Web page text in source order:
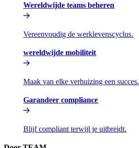
Wereldwijde teams beheren​​
Vereenvoudig de werklevenscyclus.​​
wereldwijde mobiliteit​​
Maak van elke verhuizing een succes.​​
Garandeer compliance​​
Blijf compliant terwijl je uitbreidt.​​